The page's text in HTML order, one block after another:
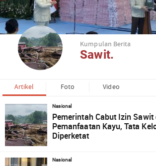
Kumpulan Berita
Sawit.
Artikel Foto Video
Nasional
Pemerintah Cabut Izin Sawit
Pemanfaatan Kayu, Tata
Diperketat
Nasional